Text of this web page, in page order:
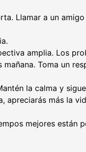
Llamar a un
amplia. Los
mañana. Toma un
la calma y
apreciarás más la
mejores están